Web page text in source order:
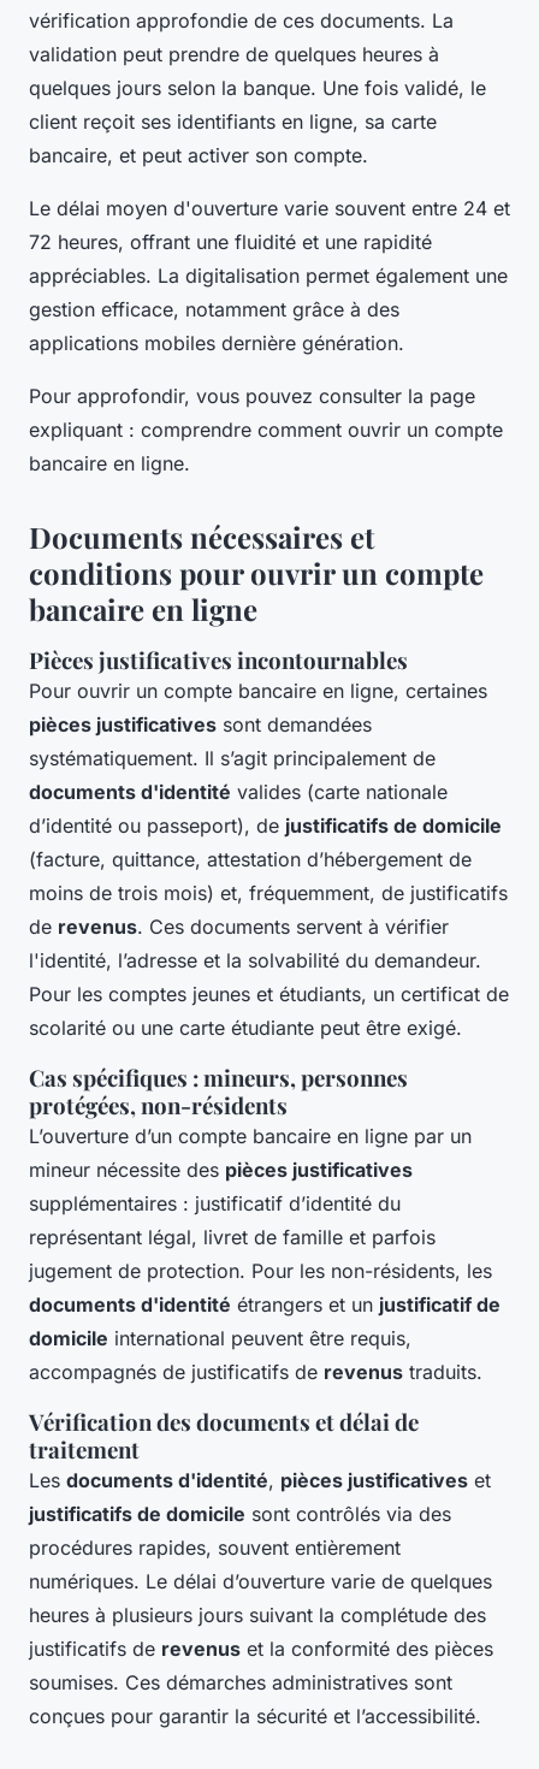
vérification approfondie de ces documents. La
validation peut prendre de quelques heures à
quelques jours selon la banque. Une fois validé, le
client reçoit ses identifiants en ligne, sa carte
bancaire, et peut activer son compte.
Le délai moyen d'ouverture varie souvent entre 24 et
72 heures, offrant une fluidité et une rapidité
appréciables. La digitalisation permet également une
gestion efficace, notamment grâce à des
applications mobiles dernière génération.
Pour approfondir, vous pouvez consulter la page
expliquant : comprendre comment ouvrir un compte
bancaire en ligne.
Documents nécessaires et
conditions pour ouvrir un compte
bancaire en ligne
Pièces justificatives incontournables
Pour ouvrir un compte bancaire en ligne, certaines
pièces justificatives sont demandées
systématiquement. Il s’agit principalement de
documents d'identité valides (carte nationale
d’identité ou passeport), de justificatifs de domicile
(facture, quittance, attestation d’hébergement de
moins de trois mois) et, fréquemment, de justificatifs
de revenus. Ces documents servent à vérifier
l'identité, l’adresse et la solvabilité du demandeur.
Pour les comptes jeunes et étudiants, un certificat de
scolarité ou une carte étudiante peut être exigé.
Cas spécifiques : mineurs, personnes
protégées, non-résidents
L’ouverture d’un compte bancaire en ligne par un
mineur nécessite des pièces justificatives
supplémentaires : justificatif d’identité du
représentant légal, livret de famille et parfois
jugement de protection. Pour les non-résidents, les
documents d'identité étrangers et un justificatif de
domicile international peuvent être requis,
accompagnés de justificatifs de revenus traduits.
Vérification des documents et délai de
traitement
Les documents d'identité, pièces justificatives et
justificatifs de domicile sont contrôlés via des
procédures rapides, souvent entièrement
numériques. Le délai d’ouverture varie de quelques
heures à plusieurs jours suivant la complétude des
justificatifs de revenus et la conformité des pièces
soumises. Ces démarches administratives sont
conçues pour garantir la sécurité et l’accessibilité.